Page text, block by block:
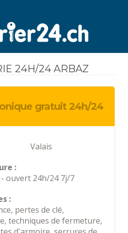
24H/24 ARBAZ
gratuit 24h/24
Valais
:
ouvert 24h/24 7j/7
:
pertes de clé,
techniques de fermeture,